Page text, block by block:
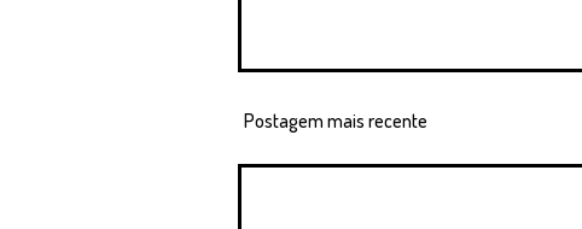
Postagem mais recente